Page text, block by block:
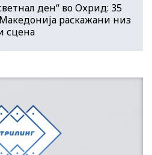
ден“ во Охрид: 35
раскажани низ
сцена